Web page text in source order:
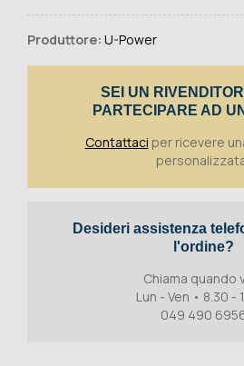
Produttore: U-Power
SEI UN
PARTECIPARE AD
Contattaci per ricevere
Desideri assistenza
l'ordine?
Chiama quando
Lun - Ven • 8.30 -
049 490